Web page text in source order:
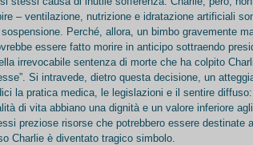
– ventilazione, nutrizione e idratazione artificiali
Perché, allora, un bimbo gravemente
essere fatto morire in anticipo sottraendo
irrevocabile sentenza di morte che ha colpito
Si intravede, dietro questa decisione, un
la pratica medica, le legislazioni e il sentire
di vita abbiano una dignità e un valore inferiore
preziose risorse che potrebbero essere destinate
Charlie è diventato tragico simbolo.